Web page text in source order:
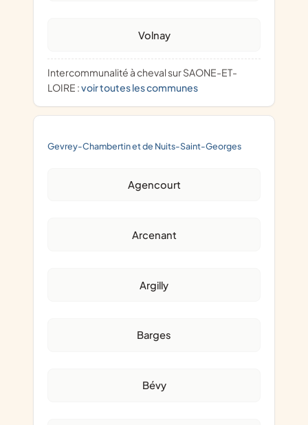
Volnay
Intercommunalité à cheval sur SAONE-ET-
LOIRE :voir toutes les communes
Gevrey-Chambertin et de Nuits-Saint-Georges
Agencourt
Arcenant
Argilly
Barges
Bévy